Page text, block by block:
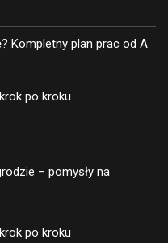
Kompletny plan prac od A
po kroku
– pomysły na
po kroku